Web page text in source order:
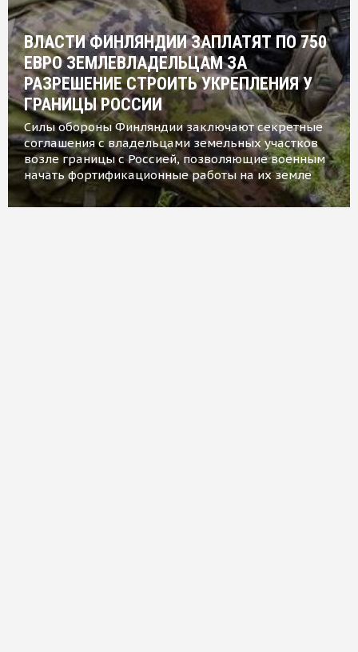
ВЛАСТИ ФИНЛЯНДИИ ЗАПЛАТЯТ ПО 750
ЕВРО ЗЕМЛЕВЛАДЕЛЬЦАМ ЗА
РАЗРЕШЕНИЕ СТРОИТЬ УКРЕПЛЕНИЯ У
ГРАНИЦЫ РОССИИ
Силы обороны Финляндии заключают секретные
соглашения с владельцами земельных участков
возле границы с Россией, позволяющие военным
начать фортификационные работы на их земле